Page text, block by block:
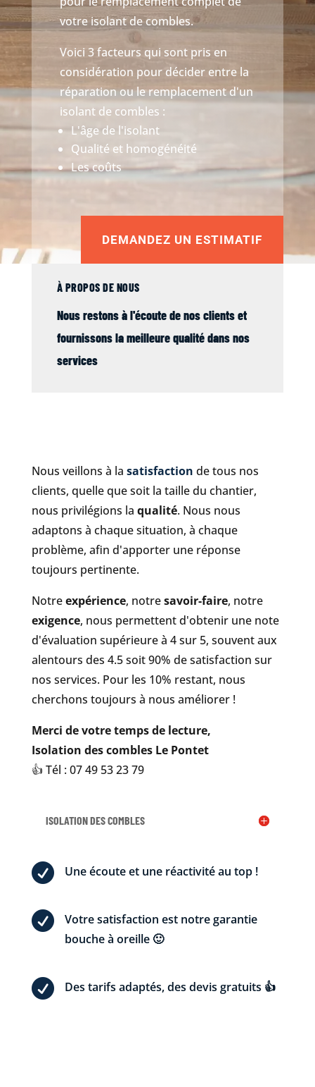
votre isolant de combles.
Voici 3 facteurs qui sont pris en
considération pour décider entre la
réparation ou le remplacement d'un
isolant de combles :
L'âge de l'isolant
Qualité et homogénéité
Les coûts
DEMANDEZ UN ESTIMATIF
À PROPOS DE NOUS
Nous restons à l'écoute de nos clients et
fournissons la meilleure qualité dans nos
services
Nous veillons à la satisfaction de tous nos
clients, quelle que soit la taille du chantier,
nous privilégions la qualité. Nous nous
adaptons à chaque situation, à chaque
problème, afin d'apporter une réponse
toujours pertinente.
Notreexpérience, notresavoir-faire, notre
exigence, nous permettent d'obtenir une note
d'évaluation supérieure à 4 sur 5, souvent aux
alentours des 4.5 soit 90% de satisfaction sur
nos services. Pour les 10% restant, nous
cherchons toujours à nous améliorer !
Merci de votre temps de lecture,
Isolation des combles Le Pontet
👍 Tél : 07 49 53 23 79
ISOLATION DES COMBLES
 Une écoute et une réactivité au top !

Votre satisfaction est notre garantie
bouche à oreille 🙂
 Des tarifs adaptés, des devis gratuits 👍